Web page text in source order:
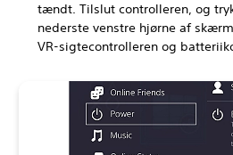
tændt. Tilslut controlleren, og
nederste venstre hjørne af
VR-sigtecontrolleren og